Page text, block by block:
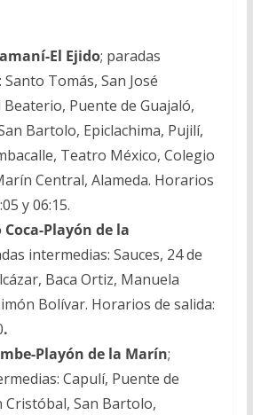
El Ejido; paradas
Tomás, San José
Beaterio, Puente de Guajaló,
Bartolo, Epiclachima, Pujilí,
Teatro México, Colegio
Central, Alameda. Horarios
y 06:15.
Coca-Playón de la
intermedias: Sauces, 24 de
Baca Ortiz, Manuela
Bolívar. Horarios de salida:
.
Playón de la Marín;
Capulí, Puente de
Cristóbal, San Bartolo,